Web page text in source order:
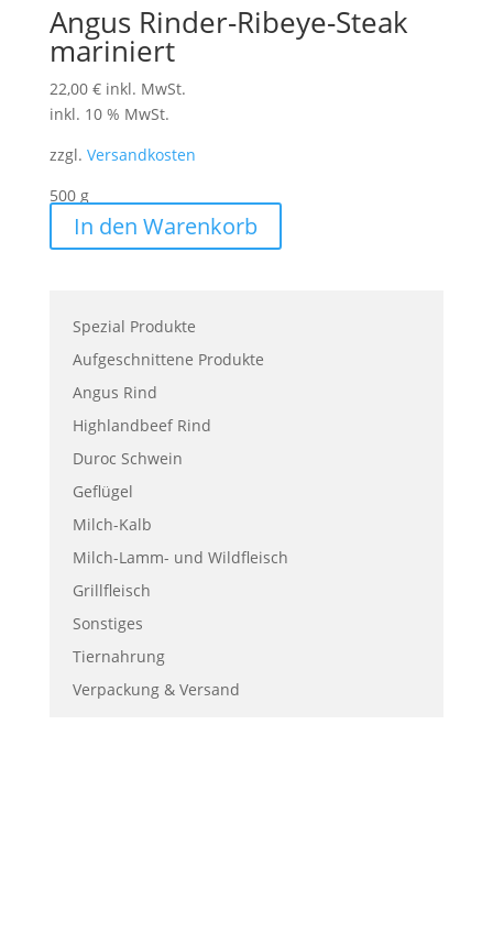
Angus Rinder-Ribeye-Steak
mariniert
22,00 € inkl. MwSt.
inkl. 10 % MwSt.
zzgl. Versandkosten
500 g
In den Warenkorb
Spezial Produkte
Aufgeschnittene Produkte
Angus Rind
Highlandbeef Rind
Duroc Schwein
Geflügel
Milch-Kalb
Milch-Lamm- und Wildfleisch
Grillfleisch
Sonstiges
Tiernahrung
Verpackung & Versand